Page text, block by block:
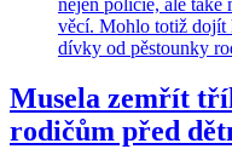
Musela zemřít
rodičům před